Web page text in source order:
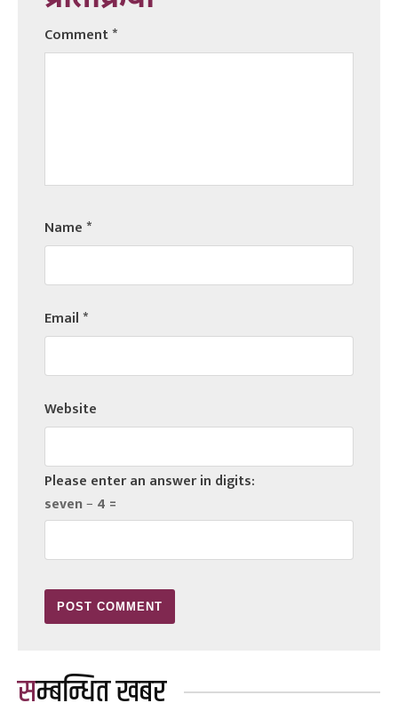
Comment*
Name*
Email*
Website
Please enter an answer in digits:
seven − 4 =
सम्बन्धित खबर